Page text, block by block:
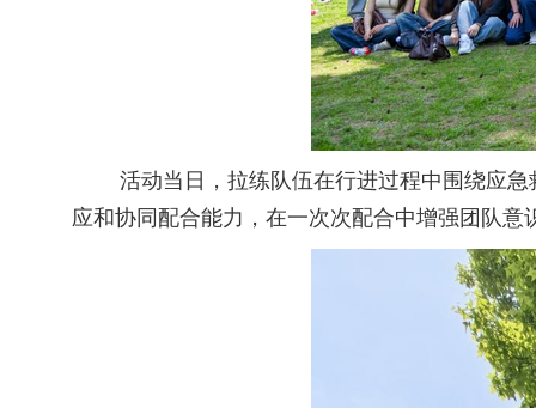
活动当日，拉练队伍在行进过程中围绕应急
应和协同配合能力，在一次次配合中增强团队